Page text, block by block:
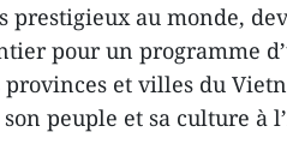
prestigieux au monde,
pour un programme
et villes du
peuple et sa culture à